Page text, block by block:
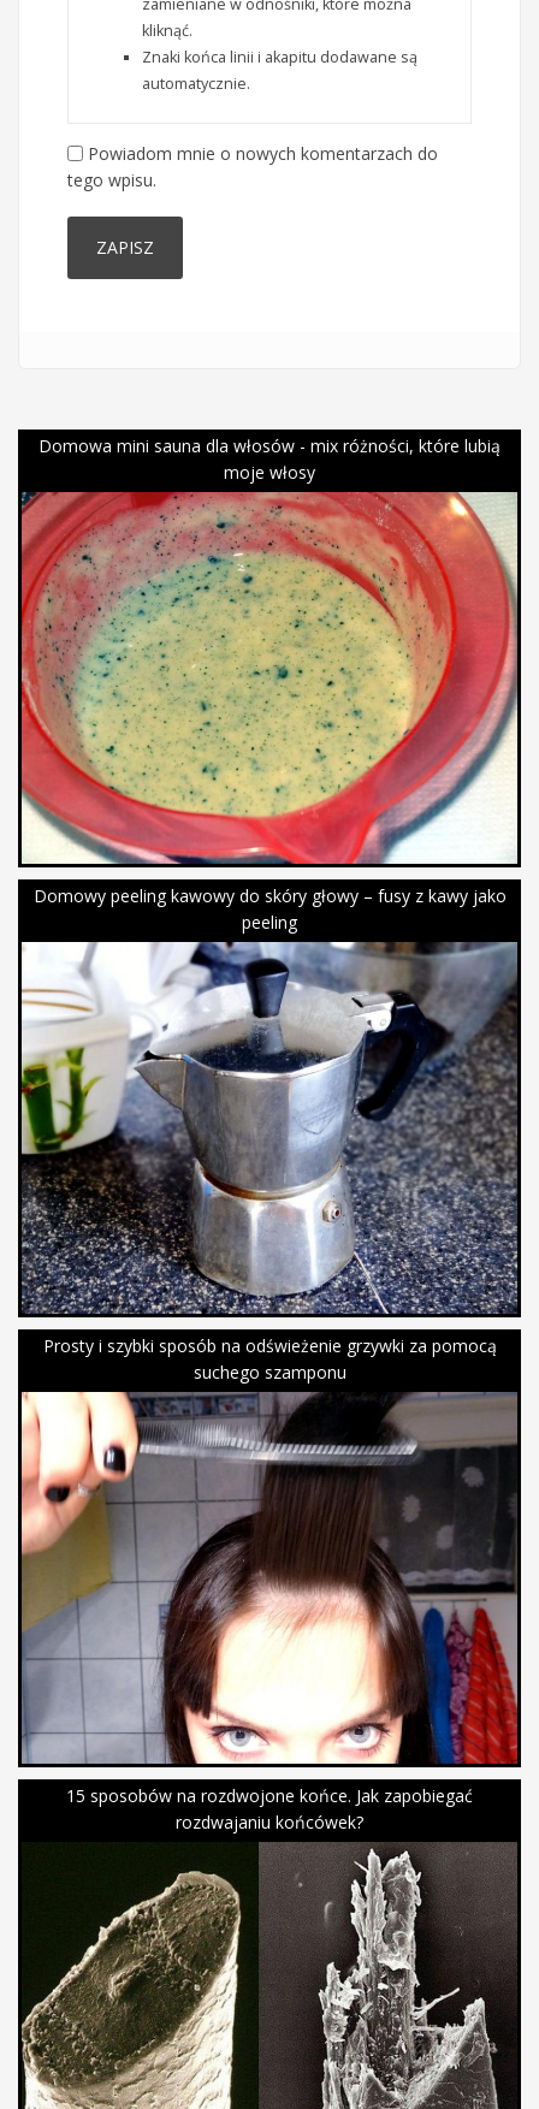
zamieniane w odnośniki, które można
kliknąć.
Znaki końca linii i akapitu dodawane są
automatycznie.
Powiadom mnie o nowych komentarzach do
tego wpisu.
Domowa mini sauna dla włosów - mix różności, które lubią
moje włosy
Domowy peeling kawowy do skóry głowy – fusy z kawy jako
peeling
Prosty i szybki sposób na odświeżenie grzywki za pomocą
suchego szamponu
15 sposobów na rozdwojone końce. Jak zapobiegać
rozdwajaniu końcówek?